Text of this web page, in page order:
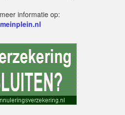
informatie op: